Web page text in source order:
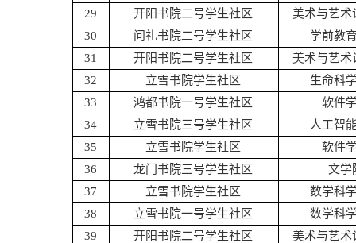
29
开阳书院二号学生社区
美术与艺术
30
问礼书院二号学生社区
学前教
31
开阳书院二号学生社区
美术与艺术
32
立雪书院学生社区
生命科
33
鸿都书院一号学生社区
软件
34
立雪书院三号学生社区
人工智
35
立雪书院学生社区
软件
36
龙门书院三号学生社区
文学
37
立雪书院学生社区
数学科
38
立雪书院一号学生社区
数学科
39
开阳书院二号学生社区
美术与艺术